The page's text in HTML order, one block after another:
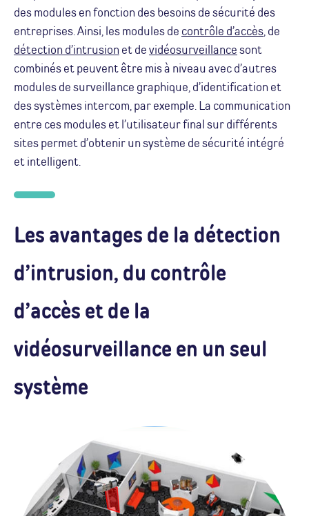
des modules en fonction des besoins de sécurité des
entreprises. Ainsi, les modules de contrôle d’accès, de
détection d’intrusionet devidéosurveillancesont
combinés et peuvent être mis à niveau avec d’autres
modules de surveillance graphique, d’identification et
des systèmes intercom, par exemple. La communication
entre ces modules et l’utilisateur final sur différents
sites permet d’obtenir un système de sécurité intégré
et intelligent.
Les avantages de la détection
d’intrusion, du contrôle
d’accès et de la
vidéosurveillance en un seul
système